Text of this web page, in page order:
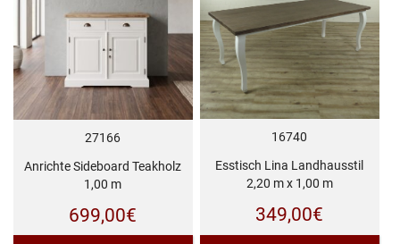
27166
Anrichte Sideboard Teakholz
1,00 m
699,00€
16740
Esstisch Lina Landhausstil
2,20 m x 1,00 m
349,00€